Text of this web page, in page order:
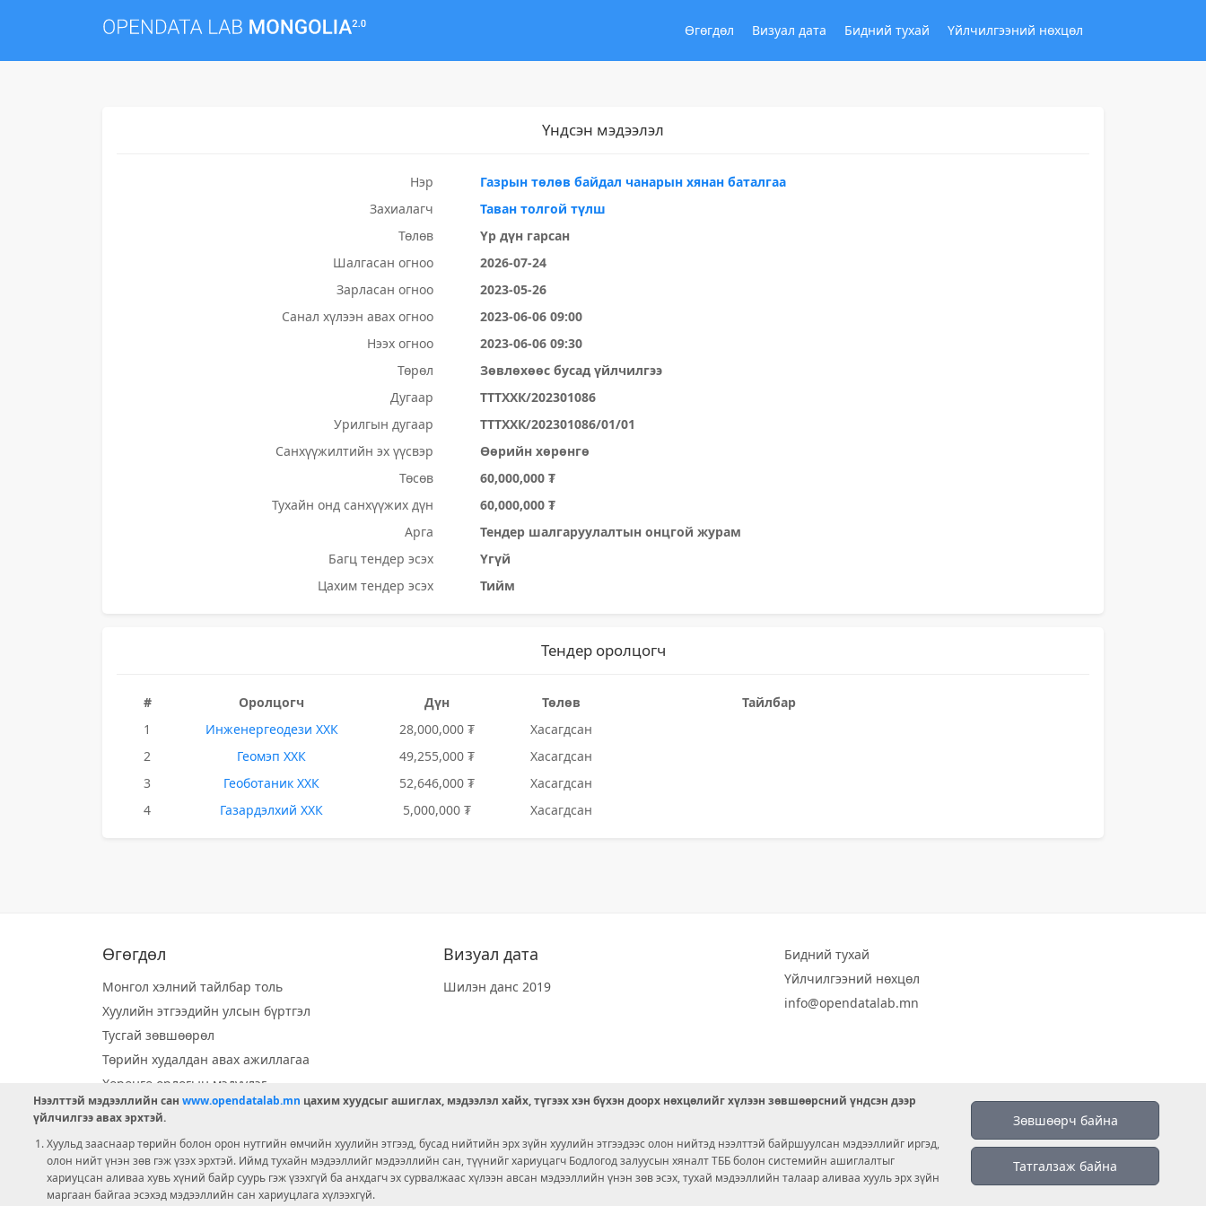
Өгөгдөл Визуал дата Бидний тухай Үйлчилгээний нөхцөл
Үндсэн мэдээлэл
Нэр
Газрын төлөв байдал чанарын хянан баталгаа
Захиалагч
Таван толгой түлш
Төлөв
Үр дүн гарсан
Шалгасан огноо
2026-07-24
Зарласан огноо
2023-05-26
Санал хүлээн авах огноо
2023-06-06 09:00
Нээх огноо
2023-06-06 09:30
Төрөл
Зөвлөхөөс бусад үйлчилгээ
Дугаар
ТТТХХК/202301086
Урилгын дугаар
ТТТХХК/202301086/01/01
Санхүүжилтийн эх үүсвэр
Өөрийн хөрөнгө
Төсөв
60,000,000 ₮
Тухайн онд санхүүжих дүн
60,000,000 ₮
Арга
Тендер шалгаруулалтын онцгой журам
Багц тендер эсэх
Үгүй
Цахим тендер эсэх
Тийм
Тендер оролцогч
# Оролцогч Дүн Төлөв
Тайлбар
1
Инженергеодези ХХК 28,000,000 ₮
Хасагдсан
2
Геомэп ХХК 49,255,000 ₮
Хасагдсан
3
Геоботаник ХХК 52,646,000 ₮
Хасагдсан
4
Газардэлхий ХХК 5,000,000 ₮ Хасагдсан
Өгөгдөл
Монгол хэлний тайлбар толь
Хуулийн этгээдийн улсын бүртгэл
Тусгай зөвшөөрөл
Төрийн худалдан авах ажиллагаа
Хөрөнгө орлогын мэдүүлэг
Орон нутгийн хөгжлийн сан
Ээлжит сонгууль
Ашигт малтмал тусгай зөвшөөрөл
Визуал дата
Шилэн данс 2019
Бидний тухай
Үйлчилгээний нөхцөл
info@opendatalab.mn
Зөвшөөрч байна
Татгалзаж байна
Нээлттэй мэдээллийн сан www.opendatalab.mn цахим хуудсыг ашиглах, мэдээлэл хайх, түгээх хэн бүхэн доорх нөхцөлийг хүлээн зөвшөөрсний үндсэн дээр
үйлчилгээ авах эрхтэй.
Хуульд зааснаар төрийн болон орон нутгийн өмчийн хуулийн этгээд, бусад нийтийн эрх зүйн хуулийн этгээдээс олон нийтэд нээлттэй байршуулсан мэдээллийг иргэд,
олон нийт үнэн зөв гэж үзэх эрхтэй. Иймд тухайн мэдээллийг мэдээллийн сан, түүнийг хариуцагч Бодлогод залуусын хяналт ТББ болон системийн ашиглалтыг
хариуцсан аливаа хувь хүний байр суурь гэж үзэхгүй ба анхдагч эх сурвалжаас хүлээн авсан мэдээллийн үнэн зөв эсэх, тухай мэдээллийн талаар аливаа хууль эрх зүйн
маргаан байгаа эсэхэд мэдээллийн сан хариуцлага хүлээхгүй.